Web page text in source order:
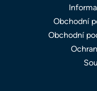
Obchodní
Obchodní